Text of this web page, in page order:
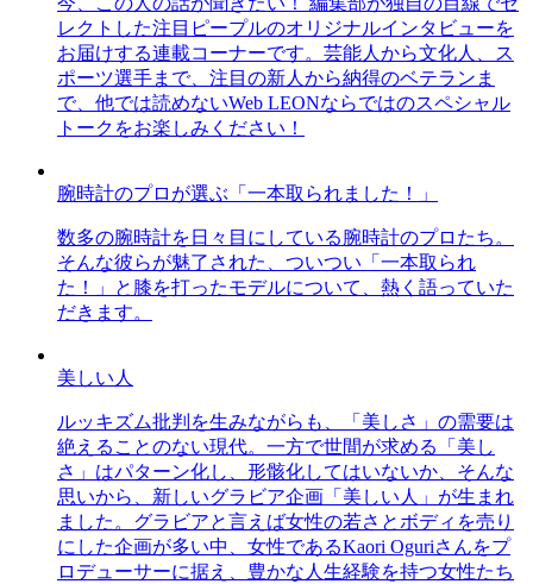
レクトした注目ピープルのオリジナルインタビューを
お届けする連載コーナーです。芸能人から文化人、ス
ポーツ選手まで、注目の新人から納得のベテランま
で、他では読めないWeb LEONならではのスペシャル
トークをお楽しみください！
腕時計のプロが選ぶ「一本取られました！」
数多の腕時計を日々目にしている腕時計のプロたち。
そんな彼らが魅了された、ついつい「一本取られ
た！」と膝を打ったモデルについて、熱く語っていた
だきます。
美しい人
ルッキズム批判を生みながらも、「美しさ」の需要は
絶えることのない現代。一方で世間が求める「美し
さ」はパターン化し、形骸化してはいないか、そんな
思いから、新しいグラビア企画「美しい人」が生まれ
ました。グラビアと言えば女性の若さとボディを売り
にした企画が多い中、女性であるKaori Oguriさんをプ
ロデューサーに据え、豊かな人生経験を持つ女性たち